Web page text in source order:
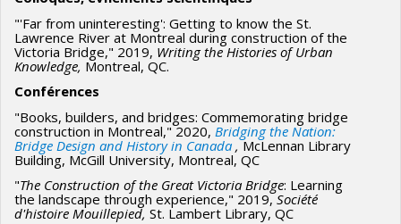
"'Far from uninteresting': Getting to know the St.
Lawrence River at Montreal during construction of the
Victoria Bridge," 2019, Writing the Histories of Urban
Knowledge, Montreal, QC.
Conférences
"Books, builders, and bridges: Commemorating bridge
construction in Montreal," 2020, Bridging the Nation:
Bridge Design and History in Canada ,McLennan Library
Building, McGill University, Montreal, QC
"The Construction of the Great Victoria Bridge: Learning
the landscape through experience," 2019,Société
d'histoire Mouillepied, St. Lambert Library, QC